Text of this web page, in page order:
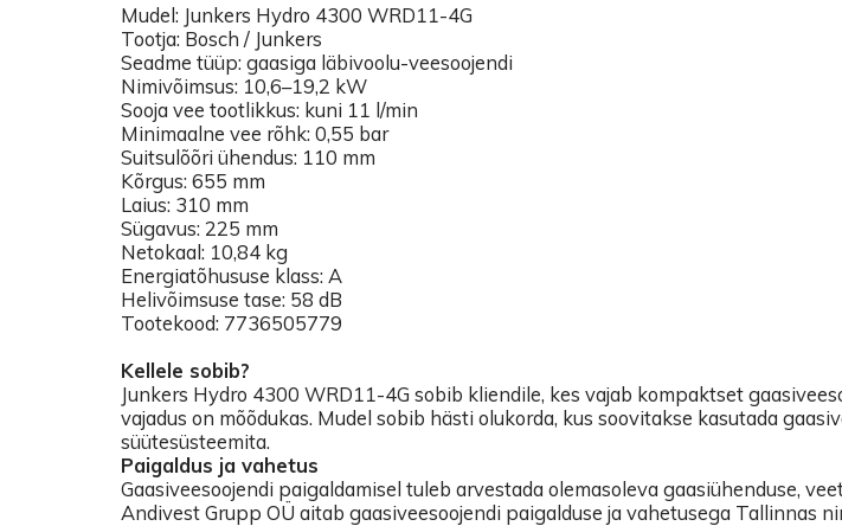
Mudel: Junkers Hydro 4300 WRD11-4G
Tootja: Bosch / Junkers
Seadme tüüp: gaasiga läbivoolu-veesoojendi
Nimivõimsus: 10,6–19,2 kW
Sooja vee tootlikkus: kuni 11 l/min
Minimaalne vee rõhk: 0,55 bar
Suitsulõõri ühendus: 110 mm
Kõrgus: 655 mm
Laius: 310 mm
Sügavus: 225 mm
Netokaal: 10,84 kg
Energiatõhususe klass: A
Helivõimsuse tase: 58 dB
Tootekood: 7736505779
Kellele sobib?
Junkers Hydro 4300 WRD11-4G sobib kliendile, kes vajab kompaktset
vajadus on mõõdukas. Mudel sobib hästi olukorda, kus soovitakse kasutada
süütesüsteemita.
Paigaldus ja vahetus
Gaasiveesoojendi paigaldamisel tuleb arvestada olemasoleva gaasiühenduse,
Andivest Grupp OÜ aitab gaasiveesoojendi paigalduse ja vahetusega Tallinnas